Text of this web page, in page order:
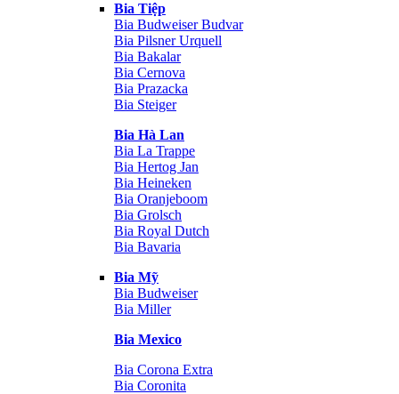
Bia Tiệp
Bia Budweiser Budvar
Bia Pilsner Urquell
Bia Bakalar
Bia Cernova
Bia Prazacka
Bia Steiger
Bia Hà Lan
Bia La Trappe
Bia Hertog Jan
Bia Heineken
Bia Oranjeboom
Bia Grolsch
Bia Royal Dutch
Bia Bavaria
Bia Mỹ
Bia Budweiser
Bia Miller
Bia Mexico
Bia Corona Extra
Bia Coronita